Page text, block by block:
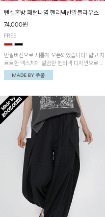
텐셀혼방 패턴나염 헨리넥반팔블라우스
74,000원
FREE
반팔버전으로 새롭게 오픈되었습니다! 얇고 차
르르한 텍스처에 깔끔한 헨리넥 디자인으로 제
작된 블라우스예요~볼륨감있는 소매 셔링과
세련된 나염패턴으로 유니크한 매력 UP!